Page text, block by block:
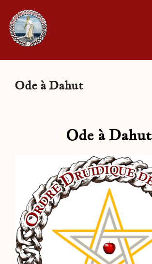
contenu
Ode à Dahut
Ode à Dahut